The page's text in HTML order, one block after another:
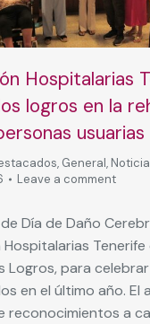
Hospitalarias
logros en la
usuarias
, General,
Leave a comment
Día de Daño
Tenerife
Logros, para
en el último año. El
reconocimientos a